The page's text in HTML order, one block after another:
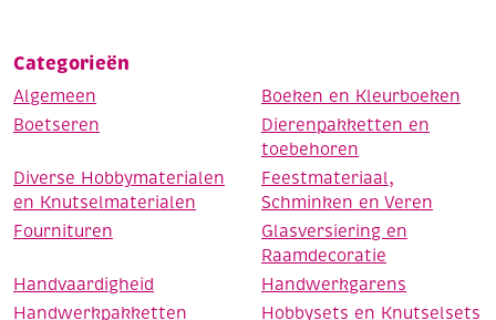
Categorieën
Algemeen
Boeken en Kleurboeken
Boetseren
Dierenpakketten en
toebehoren
Diverse Hobbymaterialen
en Knutselmaterialen
Feestmateriaal,
Schminken en Veren
Fournituren
Glasversiering en
Raamdecoratie
Handvaardigheid
Handwerkgarens
Handwerkpakketten
Hobbysets en Knutselsets